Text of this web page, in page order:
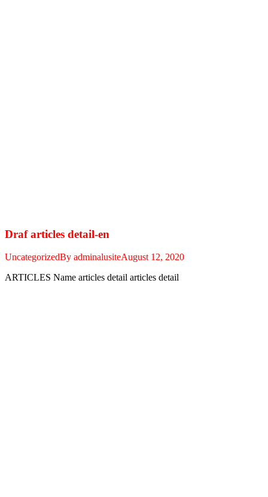
Draf articles detail-en
UncategorizedBy adminalusiteAugust 12, 2020
ARTICLES Name articles detail articles detail